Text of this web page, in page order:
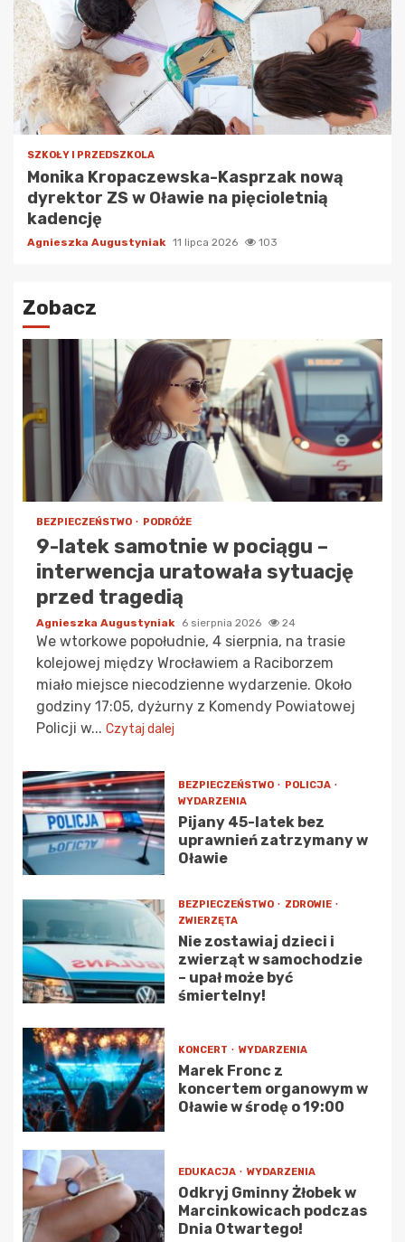
SZKOŁY I PRZEDSZKOLA
Monika Kropaczewska-Kasprzak nową
dyrektor ZS w Oławie na pięcioletnią
kadencję
Agnieszka Augustyniak 11 lipca 2026 103
Zobacz
BEZPIECZEŃSTWO PODRÓŻE
9-latek samotnie w pociągu –
interwencja uratowała sytuację
przed tragedią
Agnieszka Augustyniak 6 sierpnia 2026 24
We wtorkowe popołudnie, 4 sierpnia, na trasie
kolejowej między Wrocławiem a Raciborzem
miało miejsce niecodzienne wydarzenie. Około
godziny 17:05, dyżurny z Komendy Powiatowej
Policji w... Czytaj dalej
BEZPIECZEŃSTWO
POLICJA
WYDARZENIA
Pijany 45-latek bez
uprawnień zatrzymany w
Oławie
BEZPIECZEŃSTWO
ZDROWIE
ZWIERZĘTA
Nie zostawiaj dzieci i
zwierząt w samochodzie
– upał może być
śmiertelny!
KONCERT WYDARZENIA
Marek Fronc z
koncertem organowym w
Oławie w środę o 19:00
EDUKACJA WYDARZENIA
Odkryj Gminny Żłobek w
Marcinkowicach podczas
Dnia Otwartego!